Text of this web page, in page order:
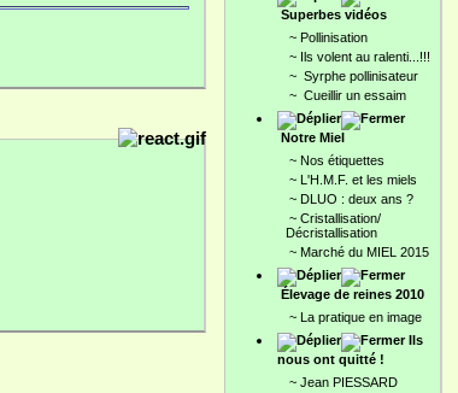
Superbes vidéos
~ Pollinisation
~ Ils volent au ralenti...!!!
~ Syrphe pollinisateur
~ Cueillir un essaim
Notre Miel
~ Nos étiquettes
~ L'H.M.F. et les miels
~ DLUO : deux ans ?
~ Cristallisation/
Décristallisation
~ Marché du MIEL 2015
Élevage de reines 2010
~ La pratique en image
Ils
nous ont quitté !
~ Jean PIESSARD